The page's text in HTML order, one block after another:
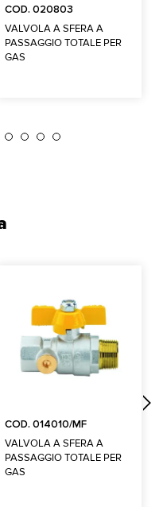
COD. 020803
VALVOLA A SFERA A
PASSAGGIO TOTALE PER
GAS
COD. 014010/MF
VALVOLA A SFERA A
PASSAGGIO TOTALE PER
GAS